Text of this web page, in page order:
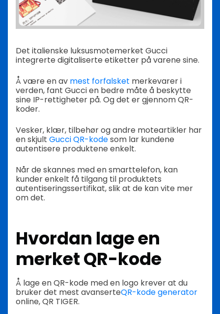
Det italienske luksusmotemerket Gucci
integrerte digitaliserte etiketter på varene sine.
Å være en av mest forfalsket merkevarer i
verden, fant Gucci en bedre måte å beskytte
sine IP-rettigheter på. Og det er gjennom QR-
koder.
Vesker, klær, tilbehør og andre moteartikler har
en skjult Gucci QR-kodesom lar kundene
autentisere produktene enkelt.
Når de skannes med en smarttelefon, kan
kunder enkelt få tilgang til produktets
autentiseringssertifikat, slik at de kan vite mer
om det.
Hvordan lage en
merket QR-kode
Å lage en QR-kode med en logo krever at du
bruker det mest avanserteQR-kode generator
online, QR TIGER.